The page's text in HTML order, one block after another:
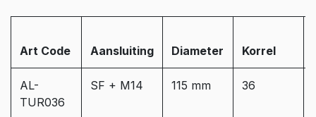
Art Code Aansluiting Diameter Korrel
AL-
TUR036
SF + M14 115 mm 36